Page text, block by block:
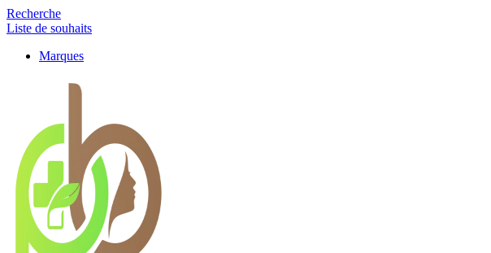
Recherche
Liste de souhaits
Marques